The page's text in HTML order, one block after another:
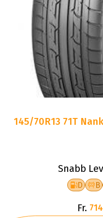
145/70R13 71T
Snabb
D B
Fr.